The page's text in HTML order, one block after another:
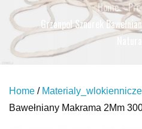
Home
Grzanpol Sznurek
Home / Materialy_wlokiennicze
Bawełniany Makrama 2Mm